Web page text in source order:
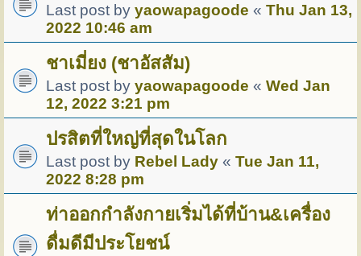
Last post by yaowapagoode « Thu Jan 13,
2022 10:46 am
ชาเมี่ยง (ชาอัสสัม)
Last post by yaowapagoode « Wed Jan
12, 2022 3:21 pm
ปรสิตที่ใหญ่ที่สุดในโลก
Last post by Rebel Lady « Tue Jan 11,
2022 8:28 pm
ท่าออกกำลังกายเริ่มได้ที่บ้าน&เครื่อง
ดื่มดีมีประโยชน์